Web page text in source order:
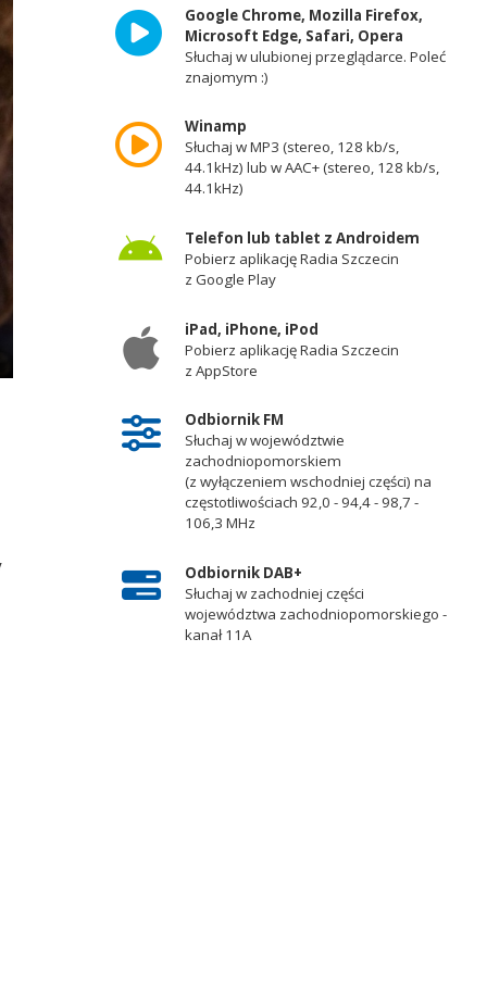
Google Chrome, Mozilla Firefox,
Microsoft Edge, Safari, Opera
Słuchaj w ulubionej przeglądarce. Poleć
znajomym :)
Winamp
Słuchaj w MP3 (stereo, 128 kb/s,
44.1kHz) lub w AAC+ (stereo, 128 kb/s,
44.1kHz)
Telefon lub tablet z Androidem
Pobierz aplikację Radia Szczecin
z Google Play
iPad, iPhone, iPod
Pobierz aplikację Radia Szczecin
z AppStore
Odbiornik FM
Słuchaj w województwie
zachodniopomorskiem
(z wyłączeniem wschodniej części) na
częstotliwościach 92,0 - 94,4 - 98,7 -
106,3 MHz
Odbiornik DAB+
Słuchaj w zachodniej części
województwa zachodniopomorskiego -
kanał 11A